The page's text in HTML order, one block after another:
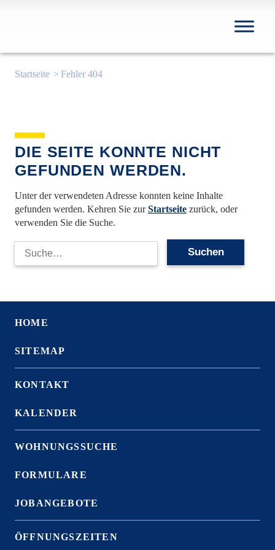
Startseite Fehler 404
DIE SEITE KONNTE NICHT
GEFUNDEN WERDEN.
Unter der verwendeten Adresse konnten keine Inhalte
gefunden werden. Kehren Sie zurStartseite zurück, oder
verwenden Sie die Suche.
Suche
HOME
SITEMAP
KONTAKT
KALENDER
WOHNUNGSSUCHE
FORMULARE
JOBANGEBOTE
ÖFFNUNGSZEITEN